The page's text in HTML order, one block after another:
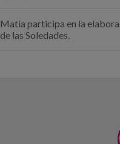
Matia participa en la
de las Soledades.